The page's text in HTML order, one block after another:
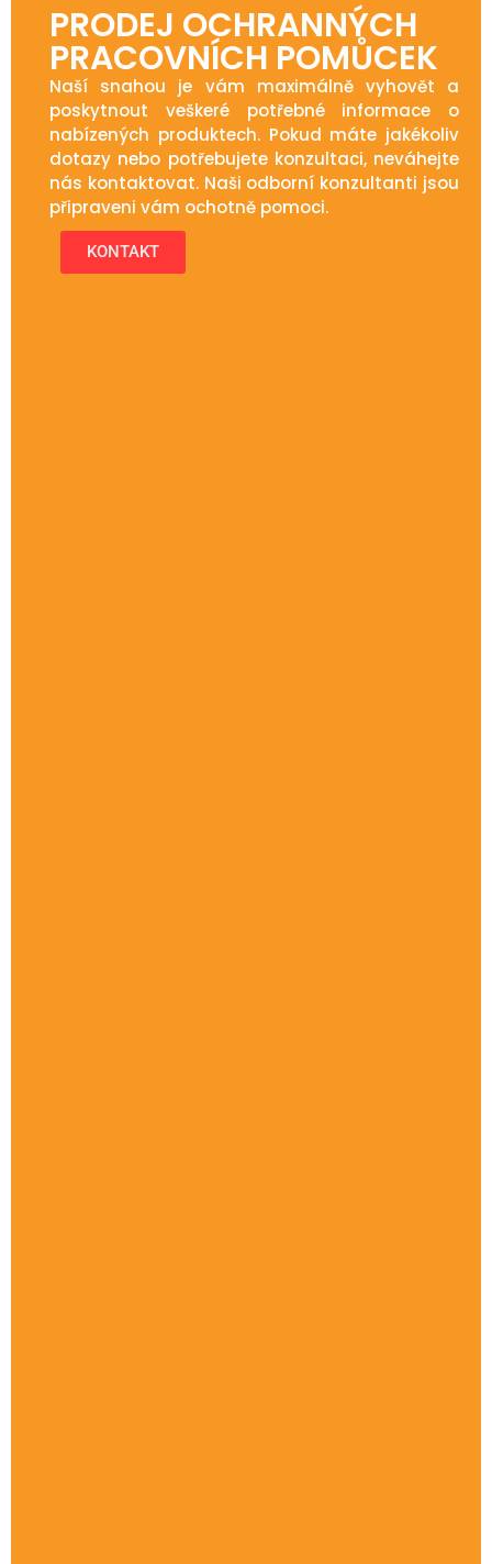
PRODEJ OCHRANNÝCH
PRACOVNÍCH POMŮCEK
Naší snahou je vám maximálně vyhovět a
poskytnout veškeré potřebné informace o
nabízených produktech. Pokud máte jakékoliv
dotazy nebo potřebujete konzultaci, neváhejte
nás kontaktovat. Naši odborní konzultanti jsou
připraveni vám ochotně pomoci.
KONTAKT